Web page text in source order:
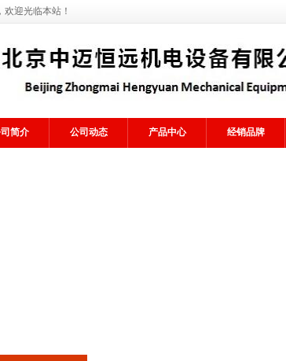
欢迎光临本站！
简介 公司动态 产品中心 经销品牌